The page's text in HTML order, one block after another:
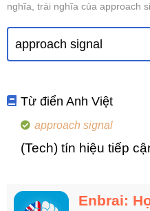
nghĩa, trái nghĩa của approach
Từ điển Anh Việt
approach signal
(Tech) tín hiệu tiếp
Enbrai: